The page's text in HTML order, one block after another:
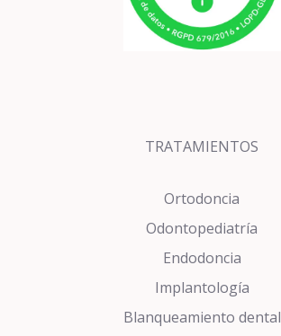
TRATAMIENTOS
Ortodoncia
Odontopediatría
Endodoncia
Implantología
Blanqueamiento dental